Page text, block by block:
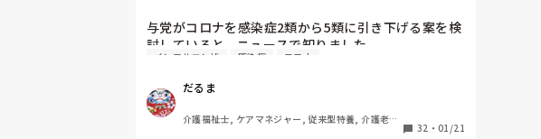
与党がコロナを感染症2類から5類に引き下げる案を検
討していると、ニュースで知りました。
季節性インフルエンザと同じ扱いになるということで
違いですし、季節を問わず流行しますし、罹患しても
治療薬がないので、今よりも感染対策が緩和されるか
もしれないことに不安しかありません。
インフルエンザ 感染症 コロナ
だるま
介護福祉士, ケアマネジャー, 従来型特養, 介護老人
32 ・ 01/21